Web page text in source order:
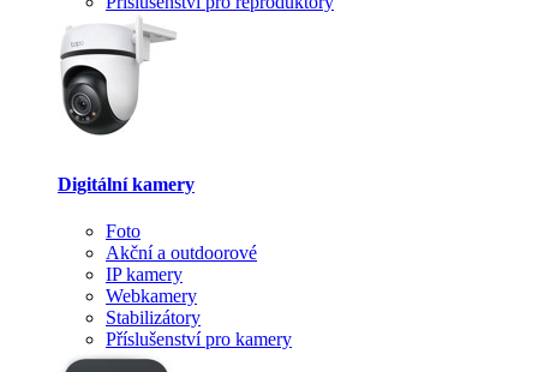
Digitální kamery
Foto
Akční a outdoorové
IP kamery
Webkamery
Stabilizátory
Příslušenství pro kamery